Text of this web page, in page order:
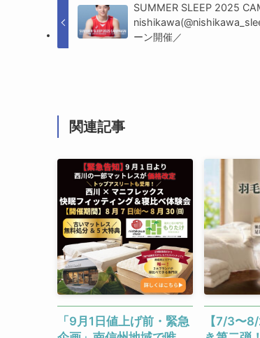
SUMMER SLEEP 2025
ーン開催／
関連記事
「9月1日値上げ前・緊急
【7/3〜